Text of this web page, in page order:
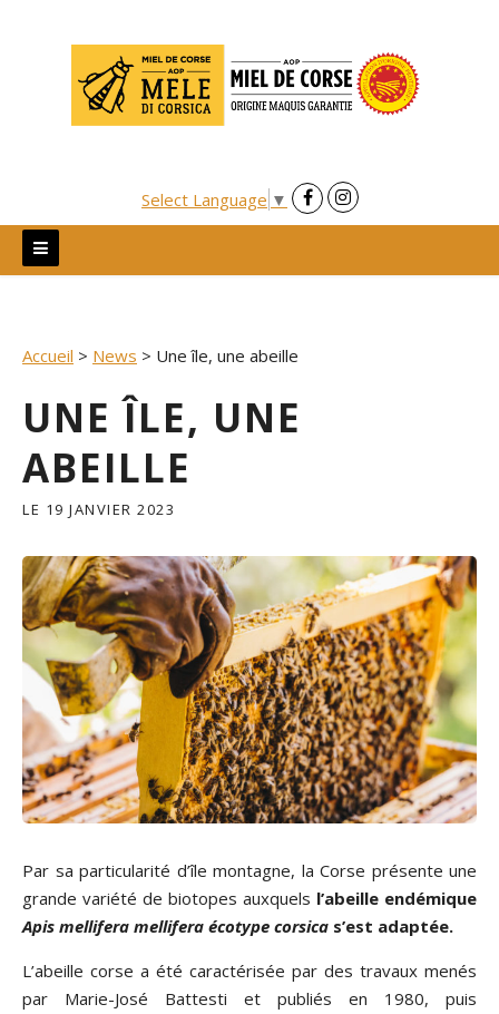
Select Language ▼
Accueil > News > Une île, une abeille
UNE ÎLE, UNE
ABEILLE
LE 19 JANVIER 2023
Par sa particularité d’île montagne, la Corse présente une
grande variété de biotopes auxquels l’abeille endémique
Apis mellifera mellifera écotype corsica s’est adaptée.
L’abeille corse a été caractérisée par des travaux menés
par Marie-José Battesti et publiés en 1980, puis